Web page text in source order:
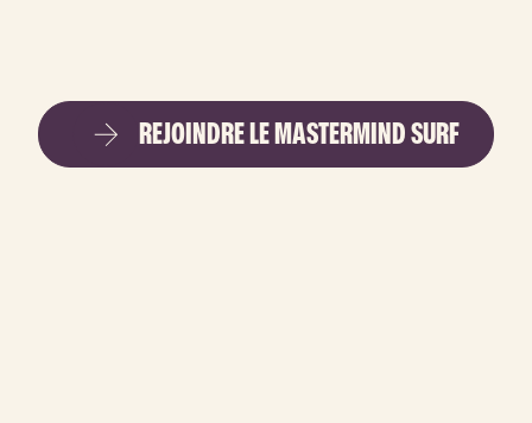
REJOINDRE LE MASTERMIND SURF